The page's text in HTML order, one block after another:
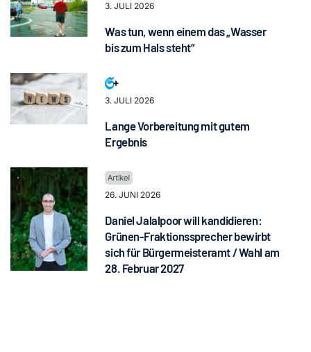
3. JULI 2026
Was tun, wenn einem das „Wasser
bis zum Hals steht“
3. JULI 2026
Lange Vorbereitung mit gutem
Ergebnis
26. JUNI 2026
Daniel Jalalpoor will kandidieren:
Grünen-Fraktionssprecher bewirbt
sich für Bürgermeisteramt / Wahl am
28. Februar 2027